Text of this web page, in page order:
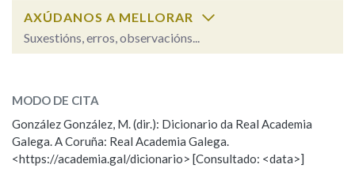
AXÚDANOS A MELLORAR
Suxestións, erros, observacións...
Observación
Nome
MODO DE CITA
González González, M. (dir.): Dicionario da Real Academia
Galega. A Coruña: Real Academia Galega.
<https://academia.gal/dicionario> [Consultado: <data>]